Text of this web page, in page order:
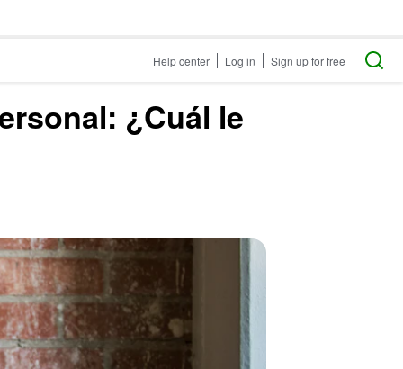
Help center Log in Sign up for free
¿Cuál le